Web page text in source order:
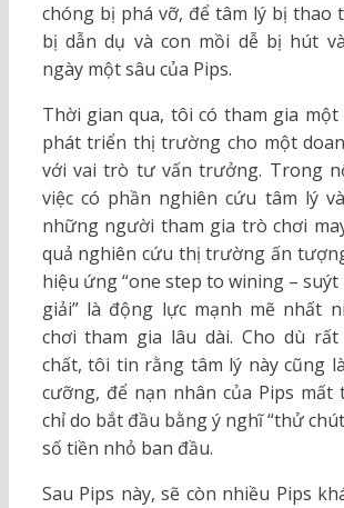
chóng bị phá vỡ, để tâm lý bị thao
bị dẫn dụ và con mồi dễ bị hút
ngày một sâu của Pips.
Thời gian qua, tôi có tham gia
phát triển thị trường cho một
với vai trò tư vấn trưởng. Trong
việc có phần nghiên cứu tâm lý
những người tham gia trò chơi
quả nghiên cứu thị trường ấn
hiệu ứng “one step to wining –
giải” là động lực mạnh mẽ nhất
chơi tham gia lâu dài. Cho dù rất
chất, tôi tin rằng tâm lý này cũng
cưỡng, để nạn nhân của Pips mất
chỉ do bắt đầu bằng ý nghĩ “thử
số tiền nhỏ ban đầu.
Sau Pips này, sẽ còn nhiều Pips